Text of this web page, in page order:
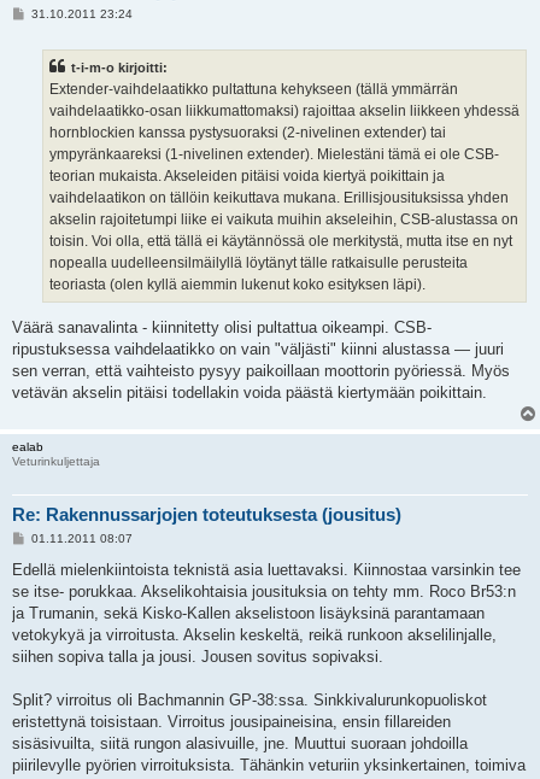
V31.10.2011 23:24
t-i-m-o kirjoitti:
Extender-vaihdelaatikko pultattuna kehykseen (tällä ymmärrän
vaihdelaatikko-osan liikkumattomaksi) rajoittaa akselin liikkeen yhdessä
hornblockien kanssa pystysuoraksi (2-nivelinen extender) tai
ympyränkaareksi (1-nivelinen extender). Mielestäni tämä ei ole CSB-
teorian mukaista. Akseleiden pitäisi voida kiertyä poikittain ja
vaihdelaatikon on tällöin keikuttava mukana. Erillisjousituksissa yhden
akselin rajoitetumpi liike ei vaikuta muihin akseleihin, CSB-alustassa on
toisin. Voi olla, että tällä ei käytännössä ole merkitystä, mutta itse en nyt
nopealla uudelleensilmäilyllä löytänyt tälle ratkaisulle perusteita
teoriasta (olen kyllä aiemmin lukenut koko esityksen läpi).
Väärä sanavalinta - kiinnitetty olisi pultattua oikeampi. CSB-
ripustuksessa vaihdelaatikko on vain "väljästi" kiinni alustassa — juuri
sen verran, että vaihteisto pysyy paikoillaan moottorin pyöriessä. Myös
vetävän akselin pitäisi todellakin voida päästä kiertymään poikittain.
ealab
Veturinkuljettaja
Re: Rakennussarjojen toteutuksesta (jousitus)
V
e
t
01.11.2011 08:07
Edellä mielenkiintoista teknistä asia luettavaksi. Kiinnostaa varsinkin tee
se itse- porukkaa. Akselikohtaisia jousituksia on tehty mm. Roco Br53:n
ja Trumanin, sekä Kisko-Kallen akselistoon lisäyksinä parantamaan
vetokykyä ja virroitusta. Akselin keskeltä, reikä runkoon akselilinjalle,
siihen sopiva talla ja jousi. Jousen sovitus sopivaksi.
Split? virroitus oli Bachmannin GP-38:ssa. Sinkkivalurunkopuoliskot
eristettynä toisistaan. Virroitus jousipaineisina, ensin fillareiden
sisäsivuilta, siitä rungon alasivuille, jne. Muuttui suoraan johdoilla
piirilevylle pyörien virroituksista. Tähänkin veturiin yksinkertainen, toimiva